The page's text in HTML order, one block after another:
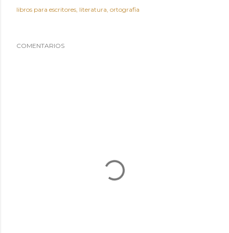
libros para escritores literatura ortografia
COMENTARIOS